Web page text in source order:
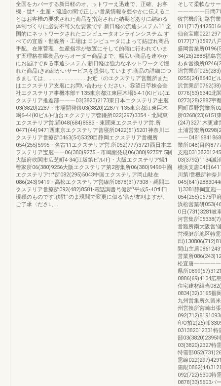
全国をカバーする新日軽のオ、ットワーえ迅速で、正確、お客
機・世*・生産・流通の聞で正しい営業情報を亜やかに伝えるニ
とはお客槽の要求された商品を指定された納期どありに納める
体制づくりに必要不可欠な要素です.新日軽の流通システム11.全
国的にネットワークされたコンピュータオンラインシステム.す
べての宜盾・世蝶所・工場は.コンピュータによって結ぼれ商品
手配、在庫菅理、生産指示が敏置にそして的確に行われていま
す五理格在庫衡品からオーダー商品まで、幅広い商品を連やか
にお届けできる車通システム.新日軽は強力なネットワークで憧
れた商品ιきめ細かいサービスを提供しています.商品の詳細につ
きましては、..........................お近〈のエクステリア営難所また
はエクステリア支庖にお問い合わせください。⑤望日苧株会全
社エクステリア事機本部〒135東京都江東巨木場6-4-1(KIピル)エ
クステリア推進部一一一03(3820)2173東日本エクステリア主庖
03(3820)2287・市場開発銀03(3820)2287〒135東京都江東巨木
喝6-4-I(KIビル)-仙台エクステリア瞥鎌所022(297)3354・北聞東
エクステリア営.踊048(684)8583・東聞東エクステリア営.所
0471(44)9471西東京エクステリア曾寝所0422(51)5201神奈川エ
クステリア営療所0463(54)5328目静岡エクステリア営機所
054(255)5995・名古11エクステリア営.所052(777)3721西日本ヱ
ヲステリア宝庖一一06(380)9275・市鳴開発規06(380)9275〒5制
大阪府吹関市広芝町4-34(江坂第ピルIF)・大阪エクステリア蟻1
曾家所06(380)9256大阪エクステリア第2密集所06(380)9496中園
エクステリアtr*所082(295)5043中国エクステリア岡山駐在
086(243)9419・高松エクステリア営線所0878(31)7308・縄問エ
クステリア営療所092(482)8581-電話調書号健所"平成5~IOfll臼
現穫のものです.移駐‘'のま現闘で変更に似る‘舎が友刈ますが、
ご了承〈ださL、.
そして柔軟なサ
一一一一一日間
牧営機所釧路営
仙台宝庫
0177(71)3597八
盛岡営業所
34(26)2888福島
わき営換所
潟営業所
0255(24)8640ビ
沢営業所
0776(53)6340北
0273(28)2882宇
同町長野営業所
所0268(23)6151
(247)3271木更逮
土浦営禦所
一一
業所048(目的
支庖
03(3792)1134誠
横浜支唐04日
川第l営機所神奈
1)3381静岡宜庖
054(255)0675甲
浜松営築研
O日(731)3281岐
河営集所
営難所南大阪営'
営現健所地区特
凹
間山主盾
営業所
松宜唐一一一一
県所
0886(69)4134広
住宅建材組当
0834(32)3165掴
九州営集所久留
州営換所宮崎出
印O拍2(26)叩
031382012331
部03(3820)2395
03(3820)2327特
特需部
需線
需限
092(722)5300特
0878(33)5603パ